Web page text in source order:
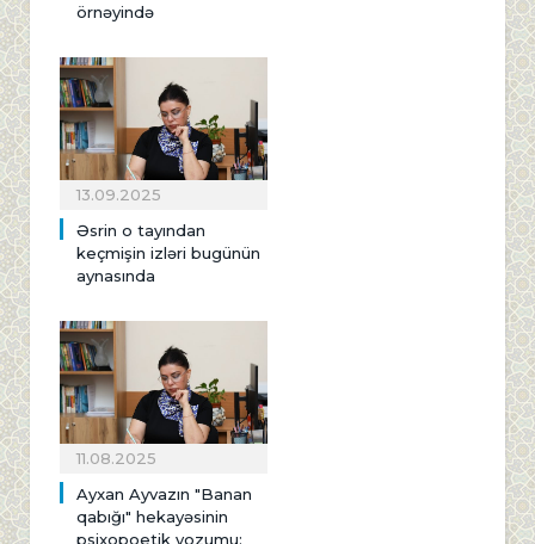
örnəyində
13.09.2025
Əsrin o tayından
keçmişin izləri bugünün
aynasında
11.08.2025
Ayxan Ayvazın "Banan
qabığı" hekayəsinin
psixopoetik yozumu: